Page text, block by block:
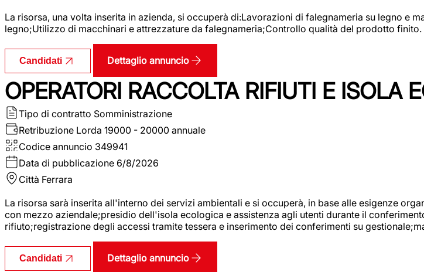
La risorsa, una volta inserita in azienda, si occuperà di:Lavorazioni di falegnameria su legno e
legno;Utilizzo di macchinari e attrezzature da falegnameria;Controllo qualità del prodotto finito.
Candidati Dettaglio annuncio
OPERATORI RACCOLTA RIFIUTI E ISOLA
Tipo di contratto Somministrazione
Retribuzione Lorda 19000 - 20000 annuale
Codice annuncio 349941
Data di pubblicazione 6/8/2026
Città Ferrara
La risorsa sarà inserita all'interno dei servizi ambientali e si occuperà, in base alle esigenze
con mezzo aziendale;presidio dell'isola ecologica e assistenza agli utenti durante il
rifiuto;registrazione degli accessi tramite tessera e inserimento dei conferimenti su
Candidati Dettaglio annuncio